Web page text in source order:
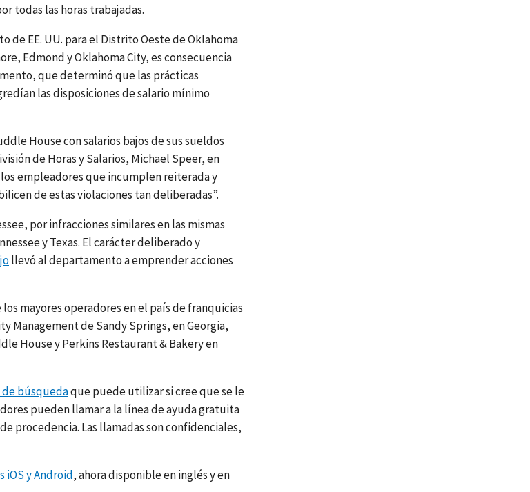
todas las horas trabajadas.
de EE. UU. para el Distrito Oeste de Oklahoma
Edmond y Oklahoma City, es consecuencia
que determinó que las prácticas
las disposiciones de salario mínimo
House con salarios bajos de sus sueldos
de Horas y Salarios, Michael Speer, en
los empleadores que incumplen reiterada y
de estas violaciones tan deliberadas”.
por infracciones similares en las mismas
y Texas. El carácter deliberado y
llevó al departamento a emprender acciones
mayores operadores en el país de franquicias
Management de Sandy Springs, en Georgia,
House y Perkins Restaurant & Bakery en
búsquedaque puede utilizar si cree que se le
pueden llamar a la línea de ayuda gratuita
procedencia. Las llamadas son confidenciales,
iOS y Android, ahora disponible en inglés y en